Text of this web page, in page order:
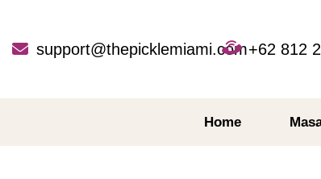
contentsupport@thepicklemiami.com+62 812
Home